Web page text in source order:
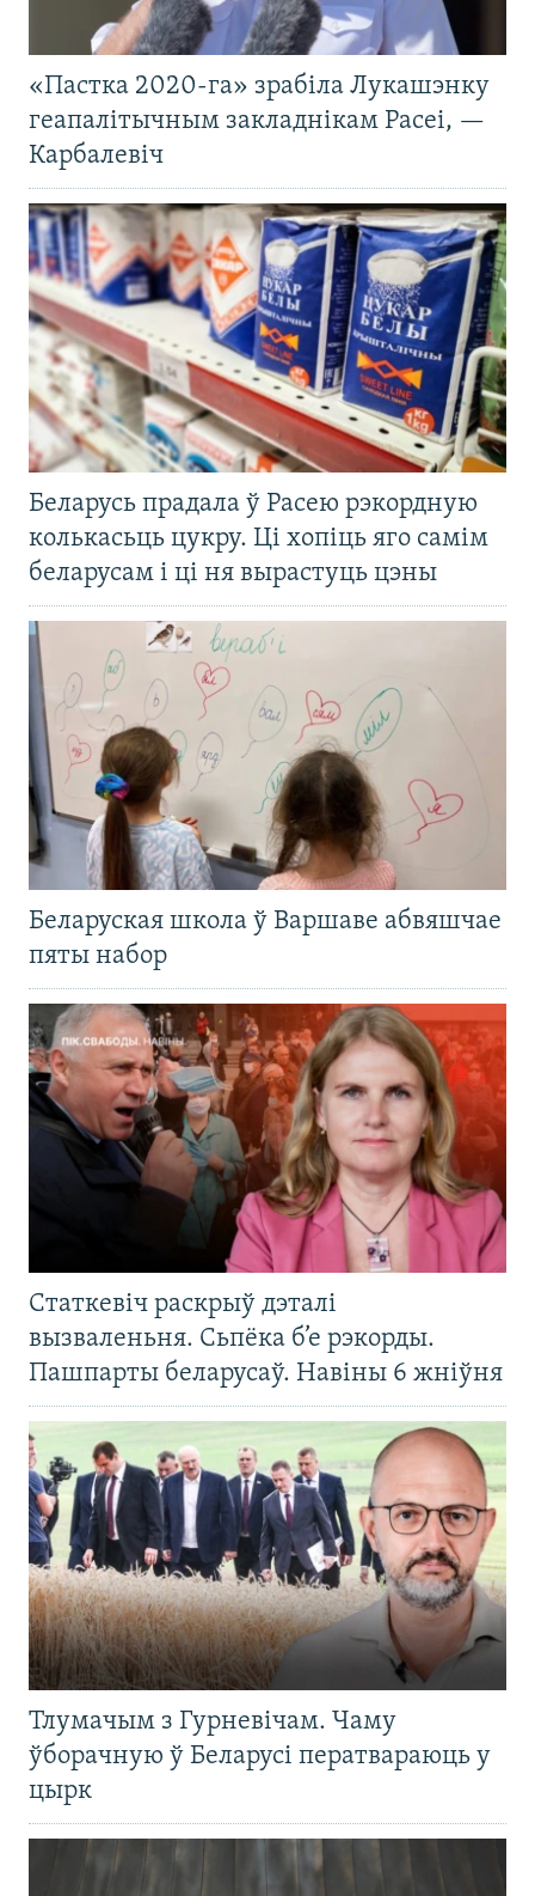
«Пастка 2020-га» зрабіла Лукашэнку
геапалітычным закладнікам Расеі, —
Карбалевіч
Беларусь прадала ў Расею рэкордную
колькасьць цукру. Ці хопіць яго самім
беларусам і ці ня вырастуць цэны
Беларуская школа ў Варшаве абвяшчае
пяты набор
Статкевіч раскрыў дэталі
вызваленьня. Сьпёка б’е рэкорды.
Пашпарты беларусаў. Навіны 6 жніўня
Тлумачым з Гурневічам. Чаму
ўборачную ў Беларусі ператвараюць у
цырк